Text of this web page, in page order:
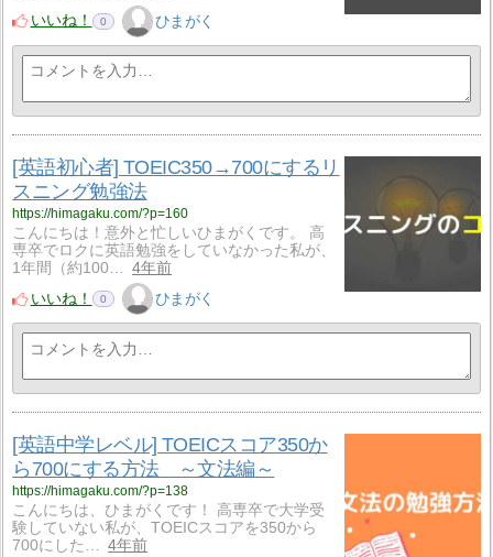
いいね！
0 ひまがく
[英語初心者] TOEIC350→700にするリ
スニング勉強法
https://himagaku.com/?p=160
こんにちは！意外と忙しいひまがくです。 高
専卒でロクに英語勉強をしていなかった私が、
1年間（約100…
4年前
いいね！
0 ひまがく
[英語中学レベル] TOEICスコア350か
ら700にする方法 ～文法編～
https://himagaku.com/?p=138
こんにちは、ひまがくです！ 高専卒で大学受
験していない私が、TOEICスコアを350から
700にした…
4年前